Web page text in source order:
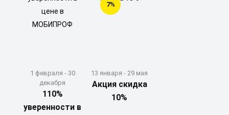
1 февраля - 30
декабря
110%
уверенности в
7%
13 января - 29 мая
Акция скидка
10%